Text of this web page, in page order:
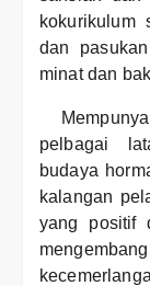
kokurikulum
dan
minat dan
pelbagai
budaya
kalangan
yang positif